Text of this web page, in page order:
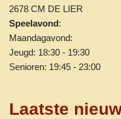
2678 CM DE LIER
Speelavond:
Maandagavond:
Jeugd: 18:30 - 19:30
Senioren: 19:45 - 23:00
Laatste